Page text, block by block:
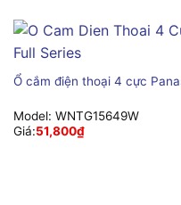
Ổ cắm điện thoại 4 cực
Model: WNTG15649W
Giá:51,800₫